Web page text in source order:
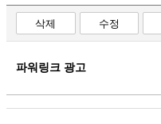
삭제 수정
파워링크 광고